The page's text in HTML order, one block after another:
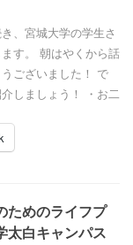
、宮城大学の学生さ
す。 朝はやくから話
ございました！ で
しましょう！ ・お二
ためのライフプ
太白キャンパス